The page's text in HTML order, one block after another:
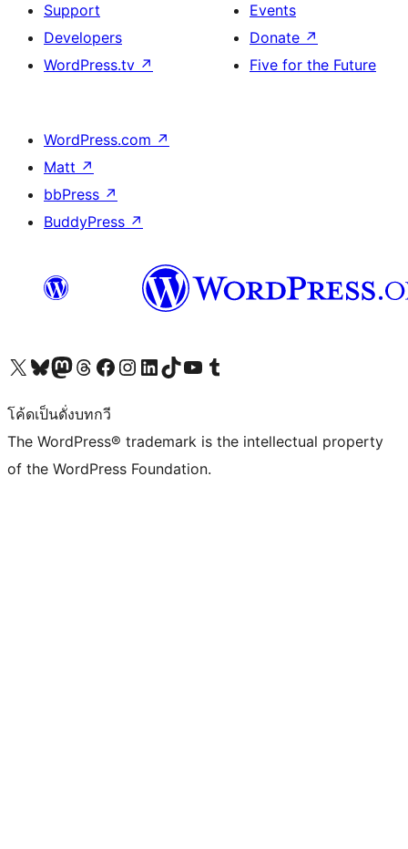
Support
Developers
WordPress.tv ↗
Events
Donate ↗
Five for the Future
WordPress.com ↗
Matt ↗
bbPress ↗
BuddyPress ↗
Visit our X (formerly Twitter) account
Visit our Bluesky account
Visit our Mastodon account
Visit our Threads account
Visit our Facebook page
Visit our Instagram account
Visit our LinkedIn account
Visit our TikTok account
Visit our YouTube channel
Visit our Tumblr account
โค้ดเป็นดั่งบทกวี
The WordPress® trademark is the intellectual property
of the WordPress Foundation.